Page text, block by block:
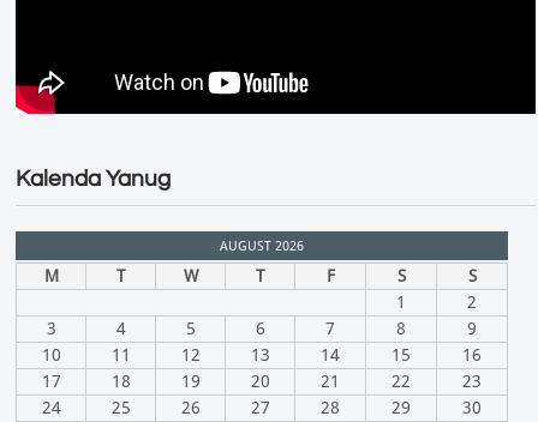
Kalenda Yanug
AUGUST 2026
M T W T F S
S
1
2
3
4 5 6 7 8
9
10
11 12 13 14 15
16
17
18 19 20 21 22
23
24
25 26 27 28 29
30